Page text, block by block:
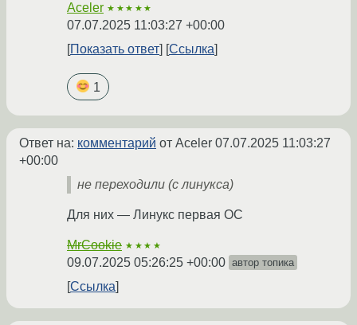
Aceler ★★★★★
07.07.2025 11:03:27 +00:00
Показать ответ
Ссылка
1
Ответ на: комментарий от Aceler 07.07.2025 11:03:27
+00:00
не переходили (с линукса)
Для них — Линукс первая ОС
MrCookie ★★★★
09.07.2025 05:26:25 +00:00 автор топика
Ссылка